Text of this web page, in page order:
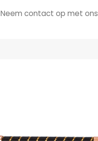
Neem contact op met ons